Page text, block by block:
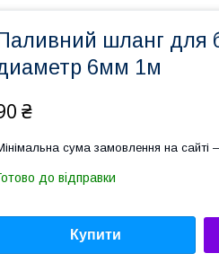
шланг для
6мм 1м
₴
сума замовлення на сайті
до відправки
Купити